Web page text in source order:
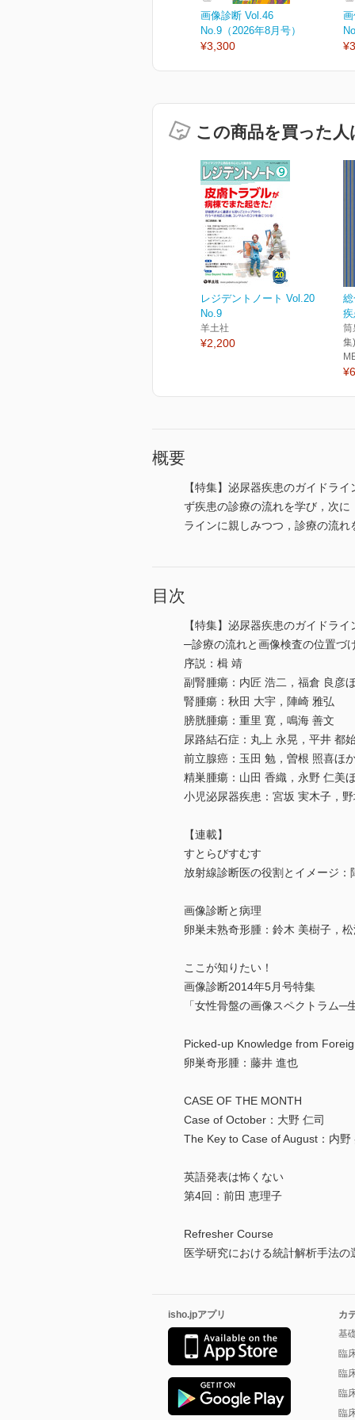
画像診断 Vol.46
No.9（2026年8月号）
¥3,300
この商品を買った
レジデントノート Vol.20
No.9
羊土社
¥2,200
筒
集
概要
【特集】泌尿器疾患のガイドラ
ず疾患の診療の流れを学び，次
ラインに親しみつつ，診療の流
目次
【特集】泌尿器疾患のガイドライ
─診療の流れと画像検査の位置づ
序説：楫 靖
副腎腫瘍：内匠 浩二，福倉 良彦
腎腫瘍：秋田 大宇，陣崎 雅弘
膀胱腫瘍：重里 寛，鳴海 善文
尿路結石症：丸上 永晃，平井 都
前立腺癌：玉田 勉，曽根 照喜ほ
精巣腫瘍：山田 香織，永野 仁美
小児泌尿器疾患：宮坂 実木子，
【連載】
すとらびすむす
放射線診断医の役割とイメージ：
画像診断と病理
卵巣未熟奇形腫：鈴木 美樹子，
ここが知りたい！
画像診断2014年5月号特集
「女性骨盤の画像スペクトラム
Picked-up Knowledge from
卵巣奇形腫：藤井 進也
CASE OF THE MONTH
Case of October：大野 仁司
The Key to Case of August：内野
英語発表は怖くない
第4回：前田 恵理子
Refresher Course
医学研究における統計解析手法の
isho.jpアプリ
カ
基
臨
臨
臨
臨